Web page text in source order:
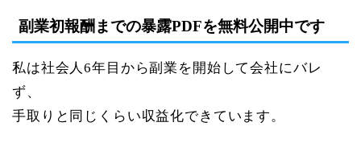
副業初報酬までの暴露PDFを無料公開中です
私は社会人6年目から副業を開始して会社にバレ
ず、
手取りと同じくらい収益化できています。